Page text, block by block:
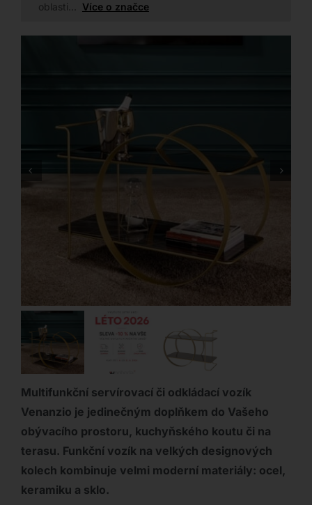
oblasti… Více o značce
Multifunkční servírovací či odkládací vozík
Venanzio je jedinečným doplňkem do Vašeho
obývacího prostoru, kuchyňského koutu či na
terasu. Funkční vozík na velkých designových
kolech kombinuje velmi moderní materiály: ocel,
keramiku a sklo.